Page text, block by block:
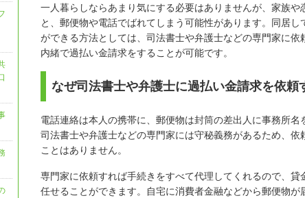
一人暮らしならあまり気にする必要はありませんが、家族
と、郵便物や電話でばれてしまう可能性があります。同居
ができる方法としては、司法書士や弁護士などの専門家に
内緒で過払い金請求をすることが可能です。
なぜ司法書士や弁護士に過払い金請求を依頼
電話連絡は本人の携帯に、郵便物は封筒の差出人に事務所
司法書士や弁護士などの専門家には守秘義務があるため、
ことはありません。
専門家に依頼すれば手続きをすべて代理してくれるので、
任せることができます。自宅に消費者金融などから郵便物